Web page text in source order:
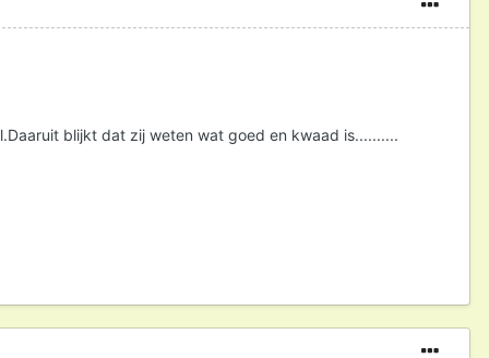
blijkt dat zij weten wat goed en kwaad is..........